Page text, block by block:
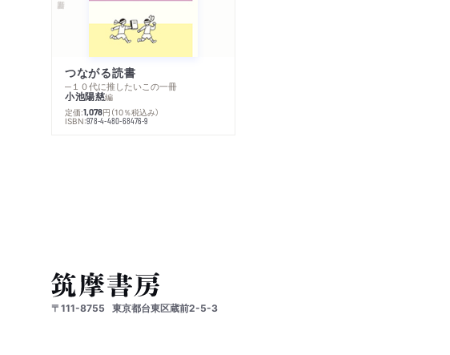
つながる読書
─１０代に推したいこの一冊
小池陽慈編
定価:1,078円 （10％税込み）
ISBN:978-4-480-68476-9
〒111-8755 東京都台東区蔵前2-5-3